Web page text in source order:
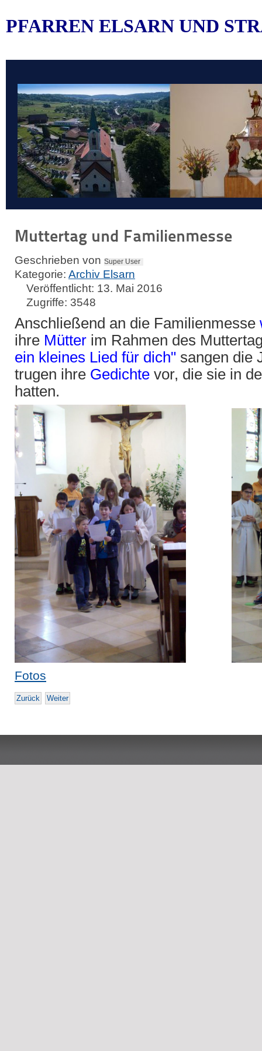
PFARREN ELSARN UND
Muttertag und Familienmesse
Geschrieben von Super User
Kategorie: Archiv Elsarn
Veröffentlicht: 13. Mai 2016
Zugriffe: 3548
Anschließend an die Familienmesse
ihre Mütter im Rahmen des
ein kleines Lied für dich" sangen die
trugen ihre Gedichte vor, die sie in
hatten.
Fotos
Zurück Weiter